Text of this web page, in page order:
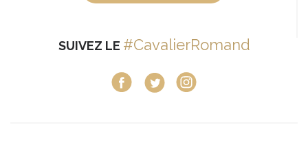
SUIVEZ LE #CavalierRomand